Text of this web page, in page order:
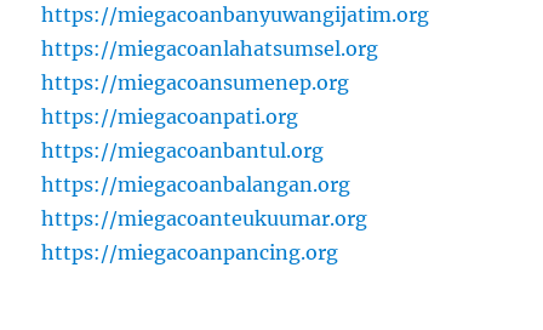
https://miegacoanbanyuwangijatim.org
https://miegacoanlahatsumsel.org
https://miegacoansumenep.org
https://miegacoanpati.org
https://miegacoanbantul.org
https://miegacoanbalangan.org
https://miegacoanteukuumar.org
https://miegacoanpancing.org